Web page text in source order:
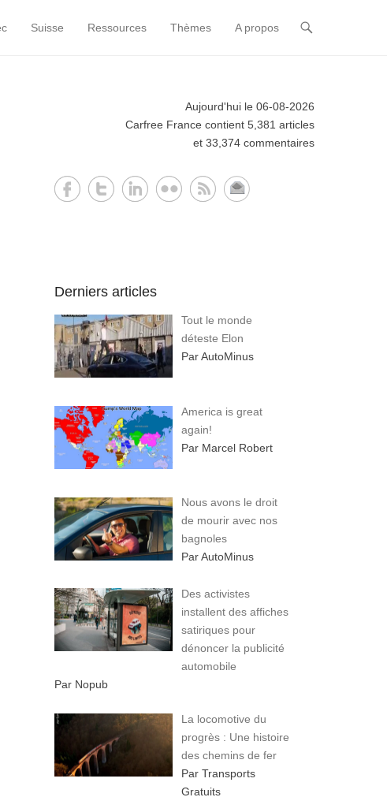
Suisse Ressources Thèmes A propos
Aujourd'hui le 06-08-2026
Carfree France contient 5,381 articles
et 33,374 commentaires
Derniers articles
Tout le monde
déteste Elon
Par AutoMinus
America is great
again!
Par Marcel Robert
Nous avons le droit
de mourir avec nos
bagnoles
Par AutoMinus
Des activistes
installent des affiches
satiriques pour
dénoncer la publicité
automobile
Par Nopub
La locomotive du
progrès : Une histoire
des chemins de fer
Par Transports
Gratuits